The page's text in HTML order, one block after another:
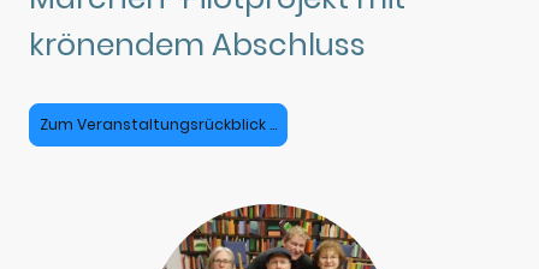
krönendem Abschluss
Zum Veranstaltungsrückblick ...